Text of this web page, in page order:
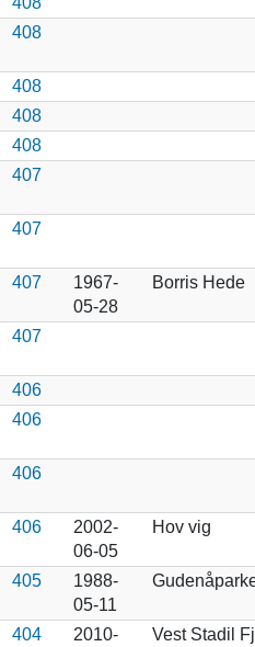
408
408
408
408
407
407
407
1967-
05-28
Borris Hede
407
406
406
406
406
2002-
06-05
Hov vig
405
1988-
05-11
404
2010-
Vest Stadil